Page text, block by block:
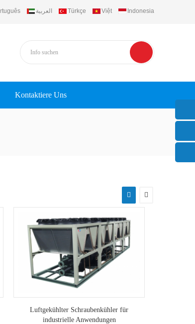
العربية Türkçe Việt Indonesia
Kontaktiere Uns
Luftgekühlter Schraubenkühler für
industrielle Anwendungen